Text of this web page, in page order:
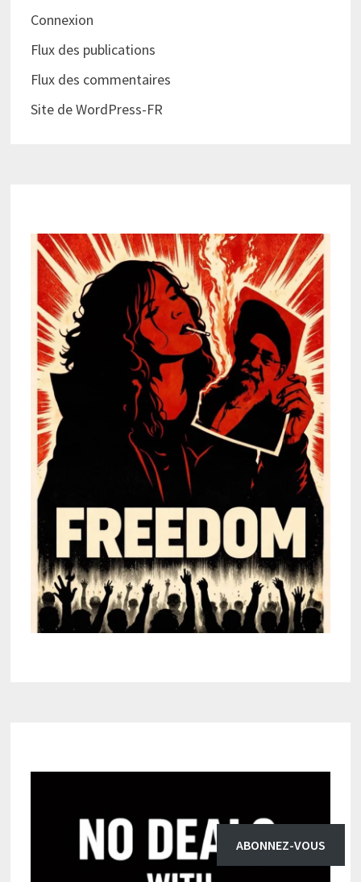
Connexion
Flux des publications
Flux des commentaires
Site de WordPress-FR
ABONNEZ-VOUS